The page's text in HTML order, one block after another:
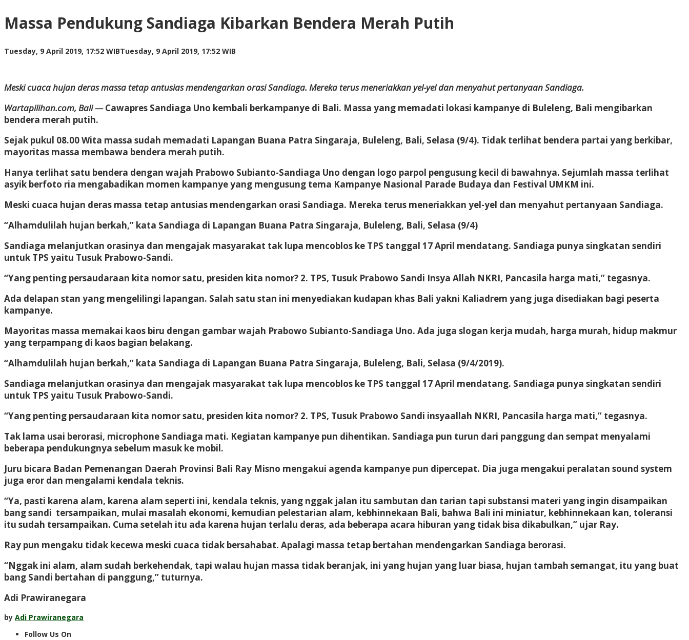
Massa Pendukung Sandiaga Kibarkan Bendera Merah Putih
Tuesday, 9 April 2019, 17:52 WIBTuesday, 9 April 2019, 17:52 WIB
Meski cuaca hujan deras massa tetap antusias mendengarkan orasi Sandiaga. Mereka terus meneriakkan yel-yel dan menyahut pertanyaan Sandiaga.
Wartapilihan.com, Bali — Cawapres Sandiaga Uno kembali berkampanye di Bali. Massa yang memadati lokasi kampanye di Buleleng, Bali mengibarkan
bendera merah putih.
Sejak pukul 08.00 Wita massa sudah memadati Lapangan Buana Patra Singaraja, Buleleng, Bali, Selasa (9/4). Tidak terlihat bendera partai yang berkibar,
mayoritas massa membawa bendera merah putih.
Hanya terlihat satu bendera dengan wajah Prabowo Subianto-Sandiaga Uno dengan logo parpol pengusung kecil di bawahnya. Sejumlah massa terlihat
asyik berfoto ria mengabadikan momen kampanye yang mengusung tema Kampanye Nasional Parade Budaya dan Festival UMKM ini.
Meski cuaca hujan deras massa tetap antusias mendengarkan orasi Sandiaga. Mereka terus meneriakkan yel-yel dan menyahut pertanyaan Sandiaga.
“Alhamdulilah hujan berkah,” kata Sandiaga di Lapangan Buana Patra Singaraja, Buleleng, Bali, Selasa (9/4)
Sandiaga melanjutkan orasinya dan mengajak masyarakat tak lupa mencoblos ke TPS tanggal 17 April mendatang. Sandiaga punya singkatan sendiri
untuk TPS yaitu Tusuk Prabowo-Sandi.
“Yang penting persaudaraan kita nomor satu, presiden kita nomor? 2. TPS, Tusuk Prabowo Sandi Insya Allah NKRI, Pancasila harga mati,” tegasnya.
Ada delapan stan yang mengelilingi lapangan. Salah satu stan ini menyediakan kudapan khas Bali yakni Kaliadrem yang juga disediakan bagi peserta
kampanye.
Mayoritas massa memakai kaos biru dengan gambar wajah Prabowo Subianto-Sandiaga Uno. Ada juga slogan kerja mudah, harga murah, hidup makmur
yang terpampang di kaos bagian belakang.
“Alhamdulilah hujan berkah,” kata Sandiaga di Lapangan Buana Patra Singaraja, Buleleng, Bali, Selasa (9/4/2019).
Sandiaga melanjutkan orasinya dan mengajak masyarakat tak lupa mencoblos ke TPS tanggal 17 April mendatang. Sandiaga punya singkatan sendiri
untuk TPS yaitu Tusuk Prabowo-Sandi.
“Yang penting persaudaraan kita nomor satu, presiden kita nomor? 2. TPS, Tusuk Prabowo Sandi insyaallah NKRI, Pancasila harga mati,” tegasnya.
Tak lama usai berorasi, microphone Sandiaga mati. Kegiatan kampanye pun dihentikan. Sandiaga pun turun dari panggung dan sempat menyalami
beberapa pendukungnya sebelum masuk ke mobil.
Juru bicara Badan Pemenangan Daerah Provinsi Bali Ray Misno mengakui agenda kampanye pun dipercepat. Dia juga mengakui peralatan sound system
juga eror dan mengalami kendala teknis.
“Ya, pasti karena alam, karena alam seperti ini, kendala teknis, yang nggak jalan itu sambutan dan tarian tapi substansi materi yang ingin disampaikan
bang sandi tersampaikan, mulai masalah ekonomi, kemudian pelestarian alam, kebhinnekaan Bali, bahwa Bali ini miniatur, kebhinnekaan kan, toleransi
itu sudah tersampaikan. Cuma setelah itu ada karena hujan terlalu deras, ada beberapa acara hiburan yang tidak bisa dikabulkan,” ujar Ray.
Ray pun mengaku tidak kecewa meski cuaca tidak bersahabat. Apalagi massa tetap bertahan mendengarkan Sandiaga berorasi.
“Nggak ini alam, alam sudah berkehendak, tapi walau hujan massa tidak beranjak, ini yang hujan yang luar biasa, hujan tambah semangat, itu yang buat
bang Sandi bertahan di panggung,” tuturnya.
Adi Prawiranegara
by Adi Prawiranegara
Follow Us On